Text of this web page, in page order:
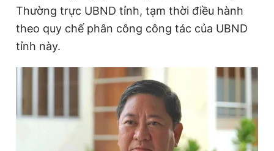
Đọc Thanh Niên trên điện thoại
Liên hệ quảng cáo
Thường trực UBND tỉnh, tạm thời điều hành
theo quy chế phân công công tác của UBND
tỉnh này.